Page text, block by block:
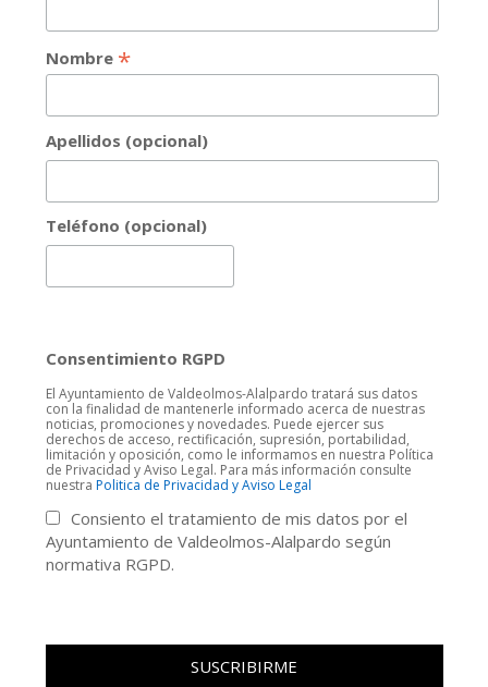
Nombre *
Apellidos (opcional)
Teléfono (opcional)
Consentimiento RGPD
El Ayuntamiento de Valdeolmos-Alalpardo tratará sus datos
con la finalidad de mantenerle informado acerca de nuestras
noticias, promociones y novedades. Puede ejercer sus
derechos de acceso, rectificación, supresión, portabilidad,
limitación y oposición, como le informamos en nuestra Política
de Privacidad y Aviso Legal. Para más información consulte
nuestra Politica de Privacidad y Aviso Legal
Consiento el tratamiento de mis datos por el
Ayuntamiento de Valdeolmos-Alalpardo según
normativa RGPD.